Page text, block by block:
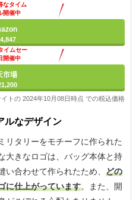
なタイム
開催中
イムセー
開催中
市場
トの 2024年10月08日時点 での税込価格
ルなデザイン
リタリーをモチーフに作られた
大きなロゴは、バッグ本体と持
合わせて作られたため、 どの
に仕上がっています。また、開